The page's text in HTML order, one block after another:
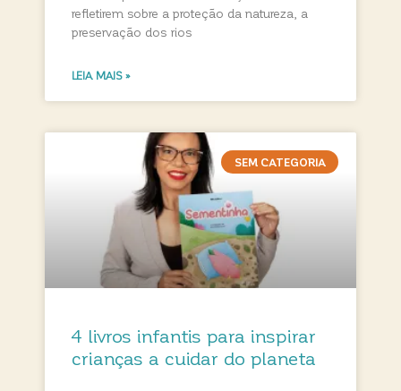
refletirem sobre a proteção da natureza, a
preservação dos rios
LEIA MAIS »
SEM CATEGORIA
4 livros infantis para inspirar
crianças a cuidar do planeta